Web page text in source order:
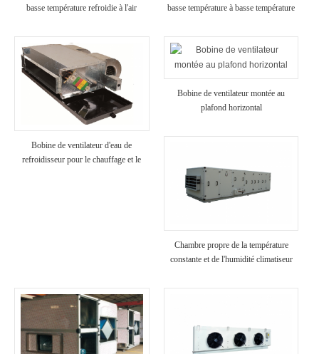
basse température refroidie à l'air
basse température à basse température
Bobine de ventilateur d'eau de
refroidisseur pour le chauffage et le
Bobine de ventilateur montée au
plafond horizontal
Chambre propre de la température
constante et de l'humidité climatiseur